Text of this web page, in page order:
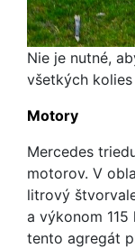
Nie je nutné,
všetkých
Motory
Mercedes
motorov. V
litrový
a výkonom
tento agregát